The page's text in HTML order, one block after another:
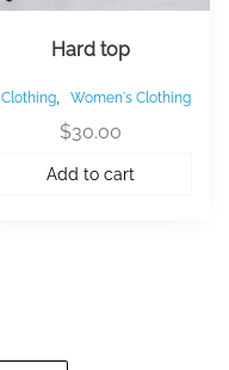
Hard top
Clothing Women's Clothing
$30.00
Add to cart